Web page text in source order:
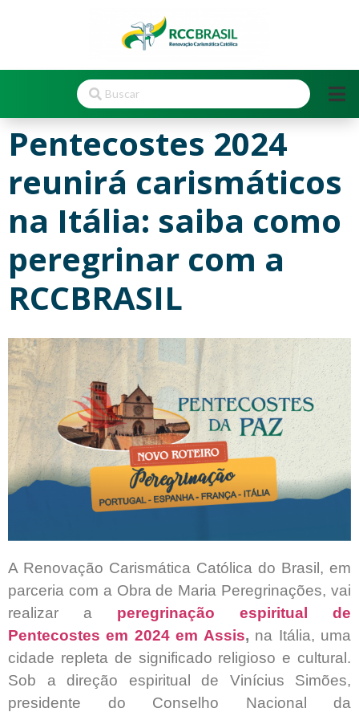
Pentecostes 2024
reunirá carismáticos
na Itália: saiba como
peregrinar com a
RCCBRASIL
A Renovação Carismática Católica do Brasil, em
parceria com a Obra de Maria Peregrinações, vai
realizar a peregrinação espiritual de
Pentecostes em 2024 em Assis, na Itália, uma
cidade repleta de significado religioso e cultural.
Sob a direção espiritual de Vinícius Simões,
presidente do Conselho Nacional da